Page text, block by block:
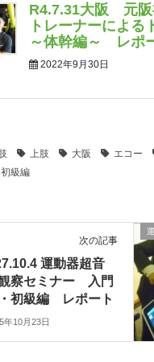
R4.7.31大阪 元阪
トレーナーによる
～体幹編～ レポ
2022年9月30日
上肢 大阪 エコー
初級編
次の記事
運動器超音
察セミナー 入門
初級編 レポート
年10月23日